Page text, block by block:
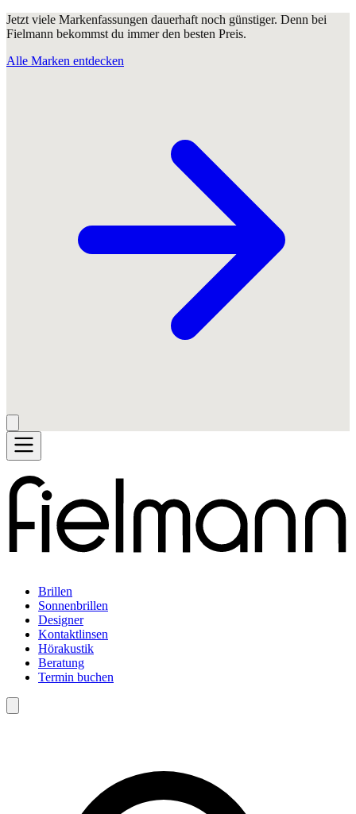
Jetzt viele Markenfassungen dauerhaft noch günstiger. Denn bei
Fielmann bekommst du immer den besten Preis.
Alle Marken entdecken
Brillen
Sonnenbrillen
Designer
Kontaktlinsen
Hörakustik
Beratung
Termin buchen